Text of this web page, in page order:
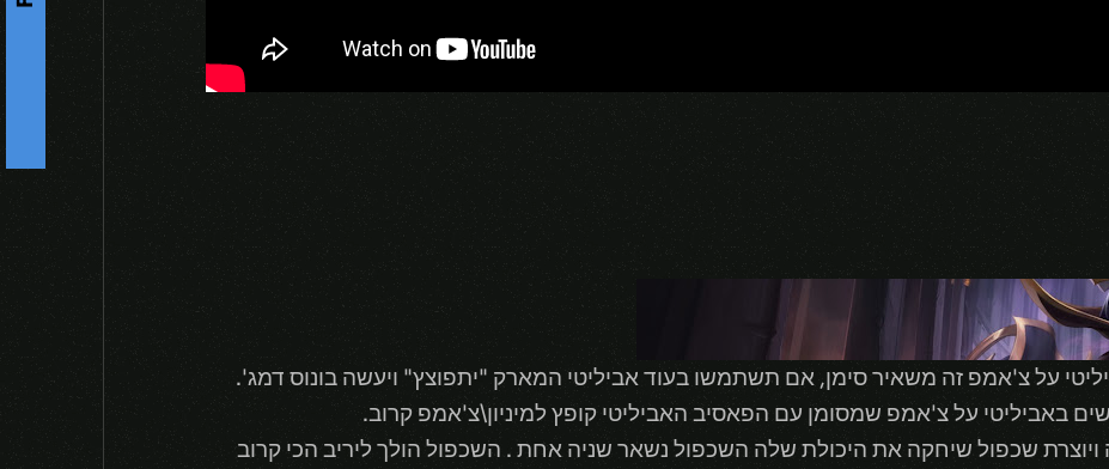
על צ'אמפ זה משאיר סימן, אם תשתמשו בעוד אביליטי המארק "יתפוצץ" ויעשה בונוס דמג'.
באביליטי על צ'אמפ שמסומן עם הפאסיב האביליטי קופץ למיניון\צ'אמפ קרוב.
שכפול שיחקה את היכולת שלה השכפול נשאר שניה אחת . השכפול הולך ליריב הכי קרוב